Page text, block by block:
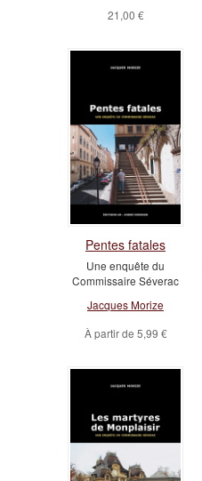
21,00 €
Pentes fatales
Une enquête du
Commissaire Séverac
Jacques Morize
À partir de 5,99 €